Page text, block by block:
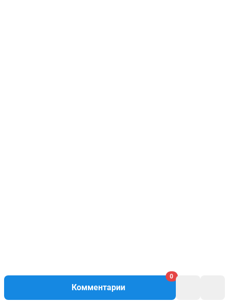
Комментарии
0